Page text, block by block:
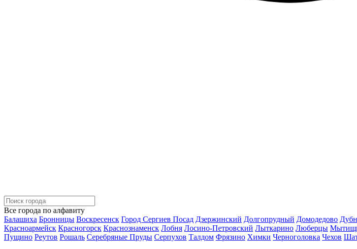
Все города по алфавиту
Балашиха Бронницы Воскресенск Город Сергиев Посад Дзержинский Долгопрудный Домодедово
Красноармейск Красногорск Краснознаменск Лобня Лосино-Петровский Лыткарино Люберцы
Пущино Реутов Рошаль Серебряные Пруды Серпухов Талдом Фрязино Химки Черноголовка Чехов